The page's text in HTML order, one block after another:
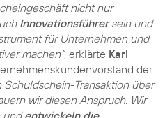
nicht nur
Innovationsführersein und
für Unternehmen und
machen“, erklärte Karl
der
Schuldschein-Transaktion über
wir diesen Anspruch. Wir
undentwickeln die